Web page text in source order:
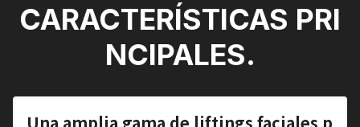
CARACTERÍSTICAS PRI
NCIPALES.
Una amplia gama de liftings faciales p